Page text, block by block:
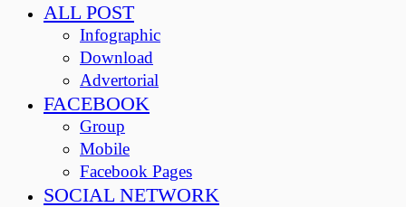
ALL POST
Infographic
Download
Advertorial
FACEBOOK
Group
Mobile
Facebook Pages
SOCIAL NETWORK